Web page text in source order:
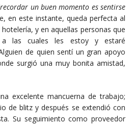
recordar un buen momento es sentirse
en este instante, queda perfecta al
y en aquellas personas que
a las cuales les estoy y estaré
de quien sentí un gran apoyo
surgió una muy bonita amistad,
excelente mancuerna de trabajo;
de blitz y después se extendió con
Su seguimiento como proveedor